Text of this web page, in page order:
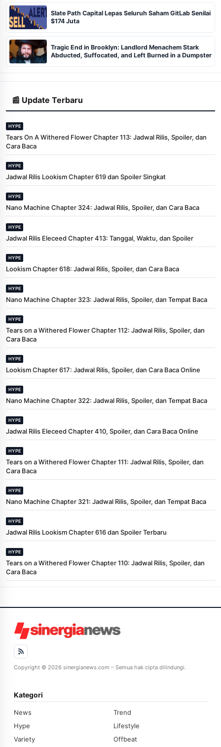
Slate Path Capital Lepas Seluruh Saham GitLab Senilai
$174 Juta
Tragic End in Brooklyn: Landlord Menachem Stark
Abducted, Suffocated, and Left Burned in a Dumpster
📰 Update Terbaru
HYPE
Tears On A Withered Flower Chapter 113: Jadwal Rilis, Spoiler, dan
Cara Baca
HYPE
Jadwal Rilis Lookism Chapter 619 dan Spoiler Singkat
HYPE
Nano Machine Chapter 324: Jadwal Rilis, Spoiler, dan Cara Baca
HYPE
Jadwal Rilis Eleceed Chapter 413: Tanggal, Waktu, dan Spoiler
HYPE
Lookism Chapter 618: Jadwal Rilis, Spoiler, dan Cara Baca
HYPE
Nano Machine Chapter 323: Jadwal Rilis, Spoiler, dan Tempat Baca
HYPE
Tears on a Withered Flower Chapter 112: Jadwal Rilis, Spoiler, dan
Cara Baca
HYPE
Lookism Chapter 617: Jadwal Rilis, Spoiler, dan Cara Baca Online
HYPE
Nano Machine Chapter 322: Jadwal Rilis, Spoiler, dan Tempat Baca
HYPE
Jadwal Rilis Eleceed Chapter 410, Spoiler, dan Cara Baca Online
HYPE
Tears on a Withered Flower Chapter 111: Jadwal Rilis, Spoiler, dan
Cara Baca
HYPE
Nano Machine Chapter 321: Jadwal Rilis, Spoiler, dan Tempat Baca
HYPE
Jadwal Rilis Lookism Chapter 616 dan Spoiler Terbaru
HYPE
Tears on a Withered Flower Chapter 110: Jadwal Rilis, Spoiler, dan
Cara Baca
Copyright © 2026 sinergianews.com – Semua hak cipta dilindungi.
Kategori
News
Trend
Hype
Lifestyle
Variety
Offbeat